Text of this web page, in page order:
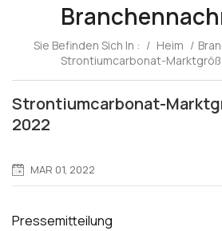
Sie Befinden Sich In : / Heim /
Strontiumcarbonat-
Strontiumcarbonat-
2022
MAR 01, 2022
Pressemitteilung